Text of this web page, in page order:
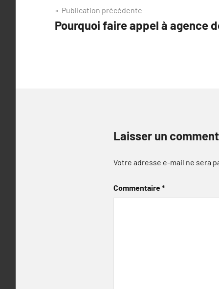
Navigation
de
Publication précédente
Pourquoi faire appel à agence
Laisser un
Votre adresse e-mail ne sera
Commentaire*